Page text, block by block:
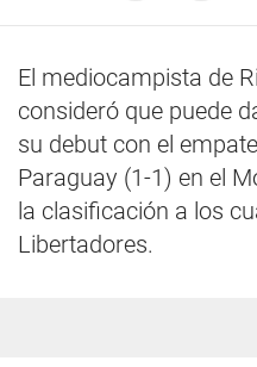
El mediocampista de
consideró que puede
su debut con el
Paraguay (1-1) en el
la clasificación a los
Libertadores.